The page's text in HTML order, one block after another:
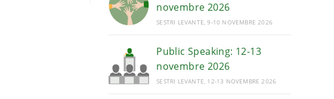
novembre 2026
SESTRI LEVANTE, 9-10 NOVEMBRE 2026
Public Speaking: 12-13
novembre 2026
SESTRI LEVANTE, 12-13 NOVEMBRE 2026